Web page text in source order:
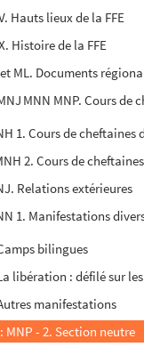
Hauts lieux de la FFE
Histoire de la FFE
ML. Documents
MNN MNP. Cours
1. Cours de cheftaines
2. Cours de
Relations extérieures
1. Manifestations
bilingues
libération : défilé sur
manifestations
MNP - 2. Section neutre